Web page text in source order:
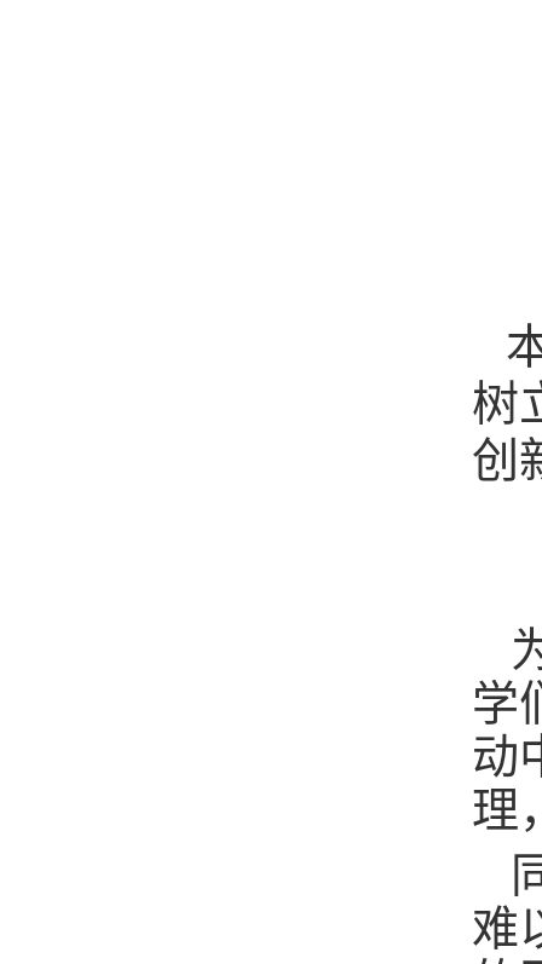
树
创
学
动
理
难